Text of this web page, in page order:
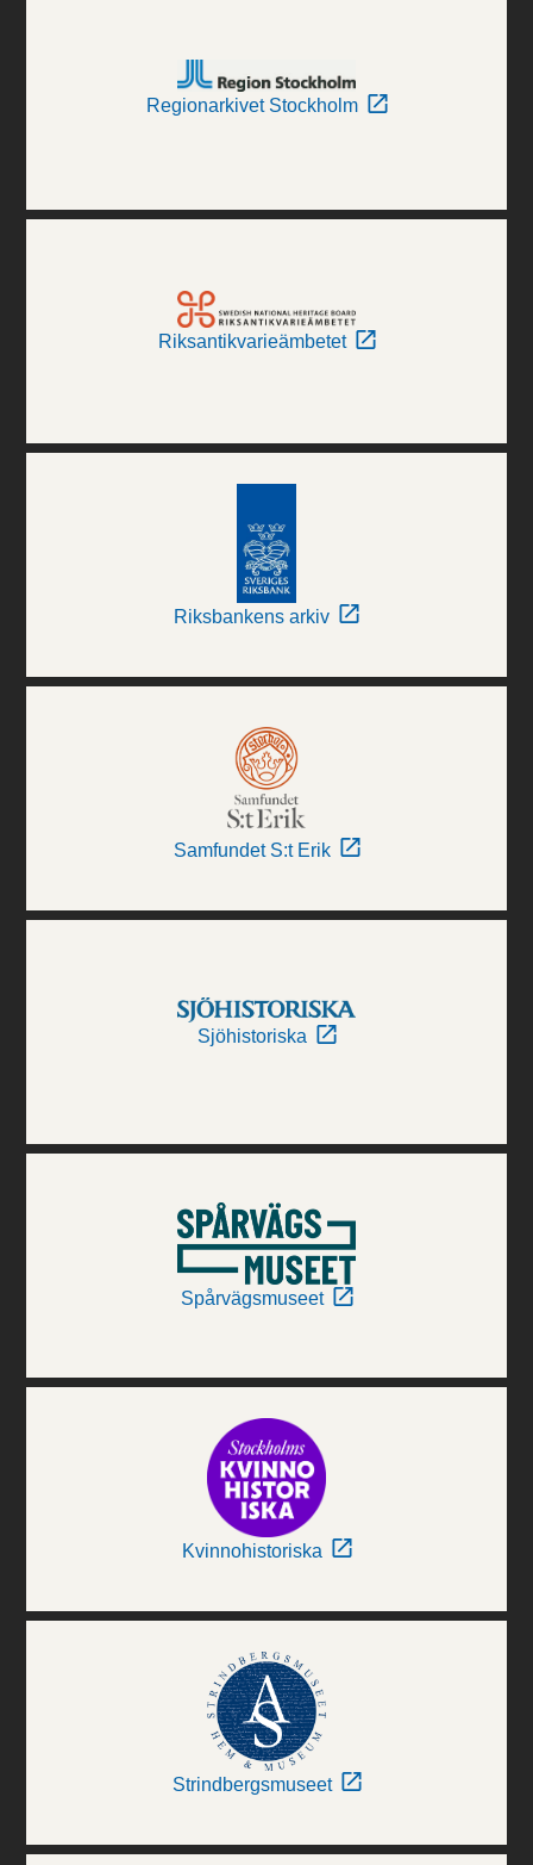
Regionarkivet Stockholm
Riksantikvarieämbetet
Riksbankens arkiv
Samfundet S:t Erik
Sjöhistoriska
Spårvägsmuseet
Kvinnohistoriska
Strindbergsmuseet